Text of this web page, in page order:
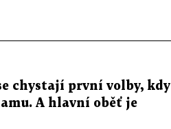
chystají první volby, kdy
A hlavní oběť je